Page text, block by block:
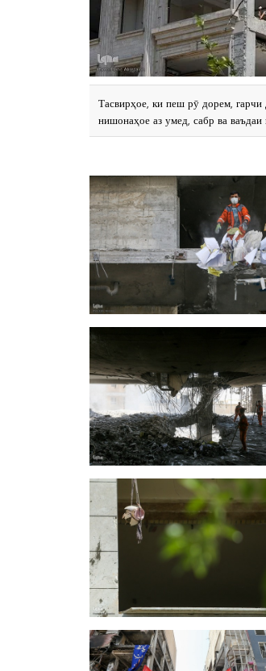
Тасвирҳое, ки пеш рӯ дорем,
нишонаҳое аз умед, сабр ва ваъдаи